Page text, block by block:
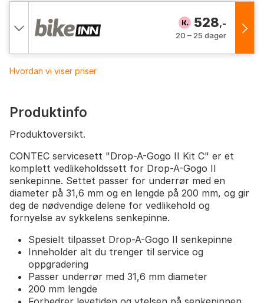
528,-
20 – 25 dager
Hvordan vi viser priser
Produktinfo
Produktoversikt.
CONTEC servicesett "Drop-A-Gogo II Kit C" er et
komplett vedlikeholdssett for Drop-A-Gogo II
senkepinne. Settet passer for underrør med en
diameter på 31,6 mm og en lengde på 200 mm, og gir
deg de nødvendige delene for vedlikehold og
fornyelse av sykkelens senkepinne.
Spesielt tilpasset Drop-A-Gogo II senkepinne
Inneholder alt du trenger til service og
oppgradering
Passer underrør med 31,6 mm diameter
200 mm lengde